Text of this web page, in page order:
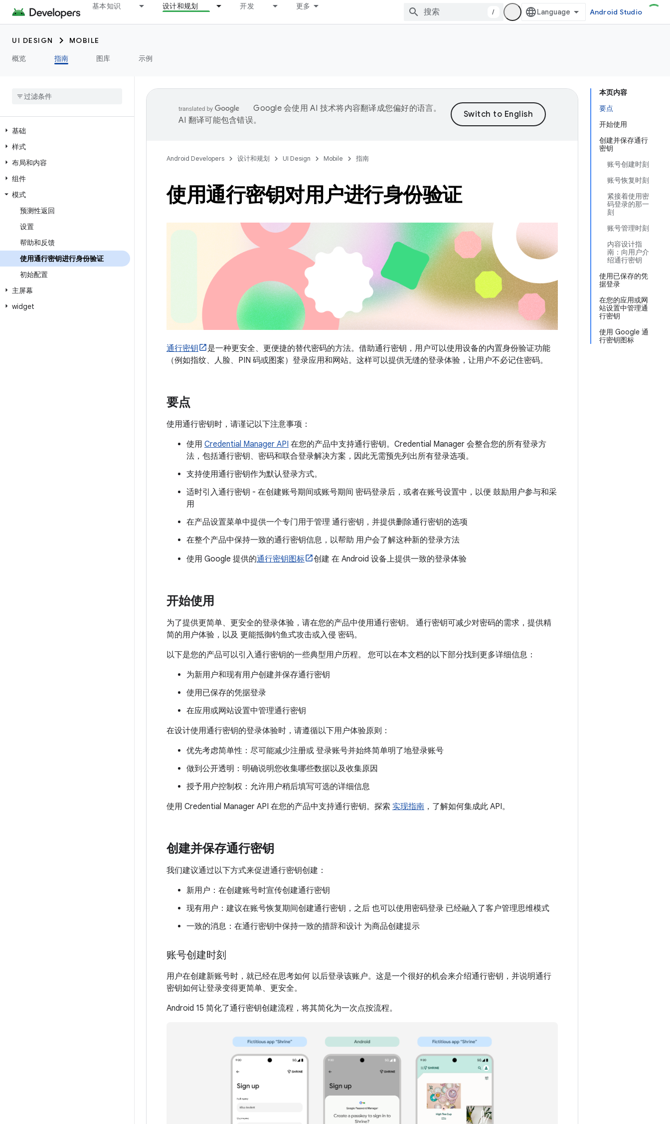
基本知识 设计和规划 开发 更多
/ Android Studio
UI DESIGN
MOBILE
概览
指南 图库 示例
基础
样式
布局和内容
组件
模式
预测性返回
设置
帮助和反馈
使用通行密钥进行身份验证
初始配置
主屏幕
widget
本页内容
要点
开始使用
创建并保存通行
密钥
账号创建时刻
账号恢复时刻
紧接着使用密
码登录的那一
刻
账号管理时刻
内容设计指
南：向用户介
绍通行密钥
使用已保存的凭
据登录
在您的应用或网
站设置中管理通
行密钥
使用 Google 通
行密钥图标
Google 会使用 AI 技术将内容翻译成您偏好的语言。
AI 翻译可能包含错误。
Android Developers 设计和规划 UI Design Mobile 指南
使用通行密钥对用户进行身份验证
通行密钥
是一种更安全、更便捷的替代密码的方法。借助通行密钥，用户可以使用设备的内置身份验证功能
（例如指纹、人脸、PIN 码或图案）登录应用和网站。这样可以提供无缝的登录体验，让用户不必记住密码。
要点
使用通行密钥时，请谨记以下注意事项：
使用 Credential Manager API 在您的产品中支持通行密钥。Credential Manager 会整合您的所有登录方
法，包括通行密钥、密码和联合登录解决方案，因此无需预先列出所有登录选项。
支持使用通行密钥作为默认登录方式。
适时引入通行密钥 - 在创建账号期间或账号期间 密码登录后，或者在账号设置中，以便 鼓励用户参与和采
用
在产品设置菜单中提供一个专门用于管理 通行密钥，并提供删除通行密钥的选项
在整个产品中保持一致的通行密钥信息，以帮助 用户会了解这种新的登录方法
使用 Google 提供的通行密钥图标 创建 在 Android 设备上提供一致的登录体验
开始使用
为了提供更简单、更安全的登录体验，请在您的产品中使用通行密钥。 通行密钥可减少对密码的需求，提供精
简的用户体验，以及 更能抵御钓鱼式攻击或入侵 密码。
以下是您的产品可以引入通行密钥的一些典型用户历程。 您可以在本文档的以下部分找到更多详细信息：
为新用户和现有用户创建并保存通行密钥
使用已保存的凭据登录
在应用或网站设置中管理通行密钥
在设计使用通行密钥的登录体验时，请遵循以下用户体验原则：
优先考虑简单性：尽可能减少注册或 登录账号并始终简单明了地登录账号
做到公开透明：明确说明您收集哪些数据以及收集原因
授予用户控制权：允许用户稍后填写可选的详细信息
使用 Credential Manager API 在您的产品中支持通行密钥。探索 实现指南 ，了解如何集成此 API。
创建并保存通行密钥
我们建议通过以下方式来促进通行密钥创建：
新用户：在创建账号时宣传创建通行密钥
现有用户：建议在账号恢复期间创建通行密钥，之后 也可以使用密码登录 已经融入了客户管理思维模式
一致的消息：在通行密钥中保持一致的措辞和设计 为商品创建提示
账号创建时刻
用户在创建新账号时，就已经在思考如何 以后登录该账户。这是一个很好的机会来介绍通行密钥，并说明通行
密钥如何让登录变得更简单、更安全。
Android 15 简化了通行密钥创建流程，将其简化为一次点按流程。